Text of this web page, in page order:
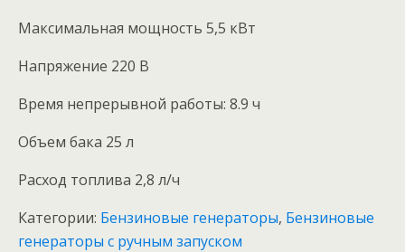
Максимальная мощность 5,5 кВт
Напряжение 220 В
Время непрерывной работы: 8.9 ч
Объем бака 25 л
Расход топлива 2,8 л/ч
Категории: Бензиновые генераторы, Бензиновые
генераторы с ручным запуском